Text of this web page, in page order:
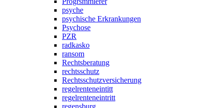
psyche
psychische Erkrankungen
Psychose
PZR
radkasko
ransom
Rechtsberatung
rechtsschutz
Rechtsschutzversicherung
regelrenteneintitt
regelrenteneintritt
regensburg